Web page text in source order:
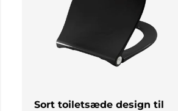
Sort toiletsæde design til